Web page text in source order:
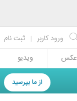
ثبت نام | ورود کاربر
عکس ویدیو
از ما بپرسید